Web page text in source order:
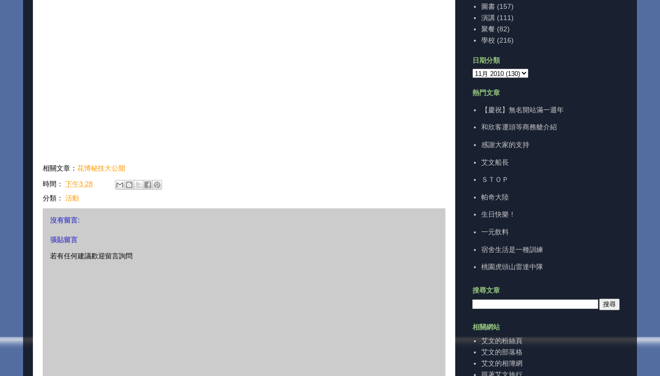
相關文章： 花博秘技大公開
時間： 下午3:28
分類： 活動
沒有留言:
張貼留言
若有任何建議歡迎留言詢問
圖書 (157)
演講 (111)
聚餐 (82)
學校 (216)
日期分類
熱門文章
【慶祝】無名開站滿一週年
和欣客運頭等商務艙介紹
感謝大家的支持
艾文船長
ＳＴＯＰ
帕奇大陸
生日快樂！
一元飲料
宿舍生活是一種訓練
桃園虎頭山雷達中隊
搜尋文章
相關網站
艾文的粉絲頁
艾文的部落格
艾文的相簿網